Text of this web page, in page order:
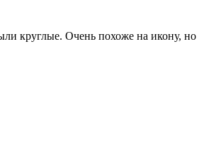
круглые. Очень похоже на икону, но